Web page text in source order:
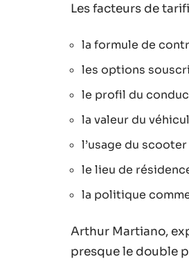
Les facteurs de
la formule de
les options
le profil du
la valeur du
l’usage du scooter
le lieu de
la politique
Arthur Martiano,
presque le double